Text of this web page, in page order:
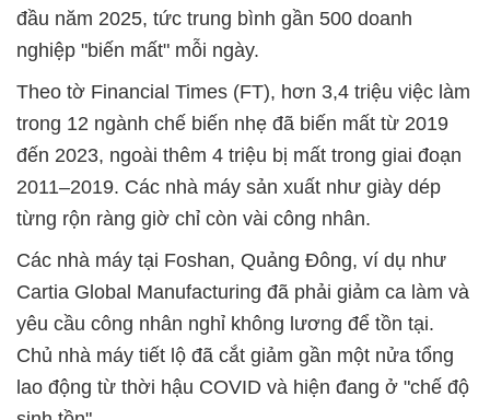
đầu năm 2025, tức trung bình gần 500 doanh
nghiệp "biến mất" mỗi ngày.
Theo tờ Financial Times (FT), hơn 3,4 triệu việc làm
trong 12 ngành chế biến nhẹ đã biến mất từ 2019
đến 2023, ngoài thêm 4 triệu bị mất trong giai đoạn
2011–2019. Các nhà máy sản xuất như giày dép
từng rộn ràng giờ chỉ còn vài công nhân.
Các nhà máy tại Foshan, Quảng Đông, ví dụ như
Cartia Global Manufacturing đã phải giảm ca làm và
yêu cầu công nhân nghỉ không lương để tồn tại.
Chủ nhà máy tiết lộ đã cắt giảm gần một nửa tổng
lao động từ thời hậu COVID và hiện đang ở "chế độ